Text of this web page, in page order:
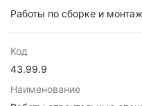
Работы по сборке и
Код
43.99.9
Наименование